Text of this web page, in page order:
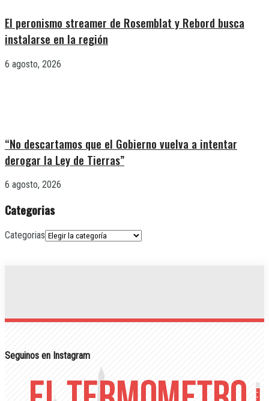
El peronismo streamer de Rosemblat y Rebord busca
instalarse en la región
6 agosto, 2026
“No descartamos que el Gobierno vuelva a intentar
derogar la Ley de Tierras”
6 agosto, 2026
Categorias
Categorias
Seguinos en Instagram